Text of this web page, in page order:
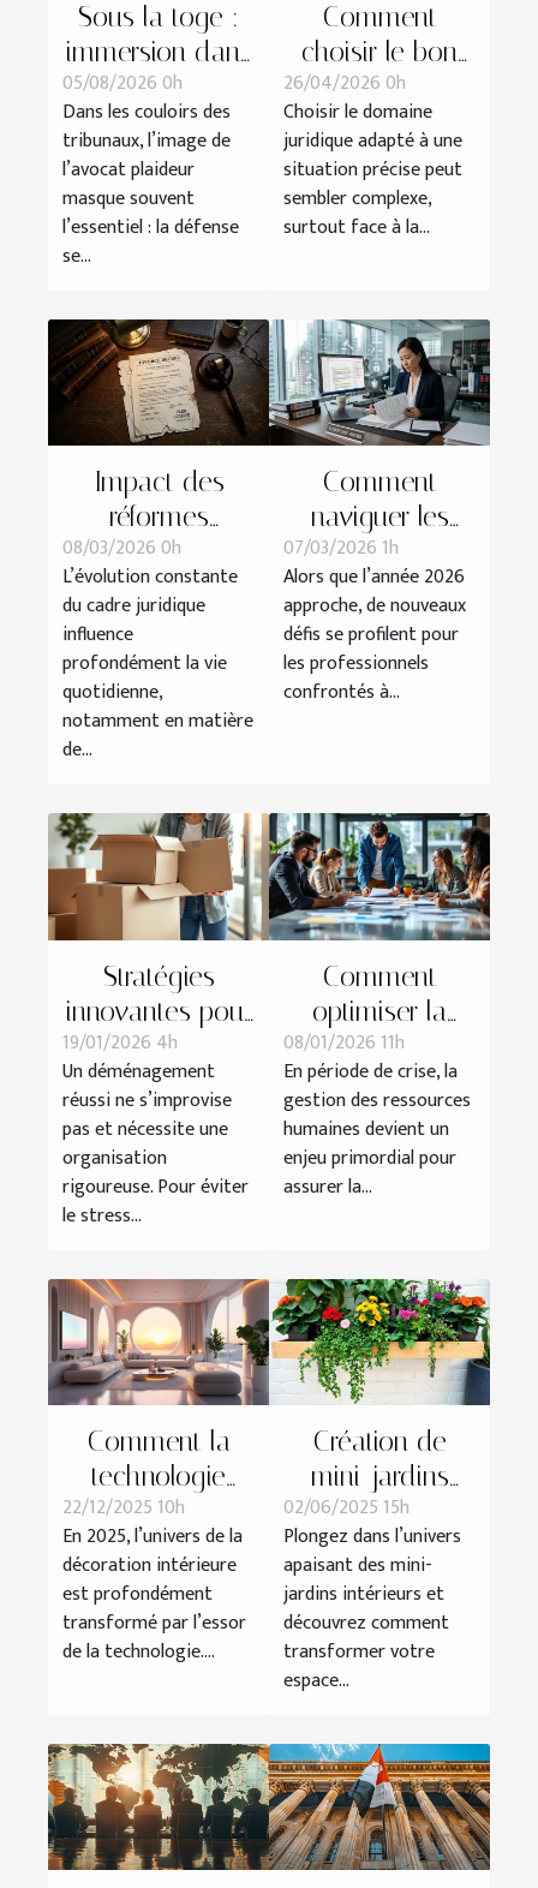
Sous la toge :
immersion dans
la préparation
d’une défense
devant le
tribunal
05/08/2026 0h
Dans les couloirs des
tribunaux, l’image de
l’avocat plaideur
masque souvent
l’essentiel : la défense
se...
Comment
choisir le bon
domaine
juridique pour
votre situation ?
26/04/2026 0h
Choisir le domaine
juridique adapté à une
situation précise peut
sembler complexe,
surtout face à la...
Impact des
réformes
récentes sur les
procédures de
divorce
08/03/2026 0h
L’évolution constante
du cadre juridique
influence
profondément la vie
quotidienne,
notamment en matière
de...
Comment
naviguer les
changements
légaux des
contrats de
travail en 2026 ?
07/03/2026 1h
Alors que l’année 2026
approche, de nouveaux
défis se profilent pour
les professionnels
confrontés à...
Stratégies
innovantes pour
un
déménagement
efficace et sans
tracas
19/01/2026 4h
Un déménagement
réussi ne s’improvise
pas et nécessite une
organisation
rigoureuse. Pour éviter
le stress...
Comment
optimiser la
gestion des
ressources
humaines en
période de crise
08/01/2026 11h
En période de crise, la
gestion des ressources
humaines devient un
enjeu primordial pour
assurer la...
Comment la
technologie
influence-t-elle
les tendances
de décoration
en 2025 ?
22/12/2025 10h
En 2025, l’univers de la
décoration intérieure
est profondément
transformé par l’essor
de la technologie....
Création de
mini-jardins
intérieurs : guide
pratique et
esthétique
02/06/2025 15h
Plongez dans l’univers
apaisant des mini-
jardins intérieurs et
découvrez comment
transformer votre
espace...